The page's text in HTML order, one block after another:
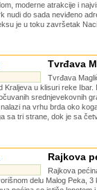
moderne atrakcije i
nudi do sada neviđeno
je u toku završetak
Tvrđava
Tvrđava
Kraljeva u klisuri reke Ibar.
srednjevekovnih
na vrhu brda oko
sa tri strane, dok je sa
Rajkova
Rajkova
delu Malog Peka, 3